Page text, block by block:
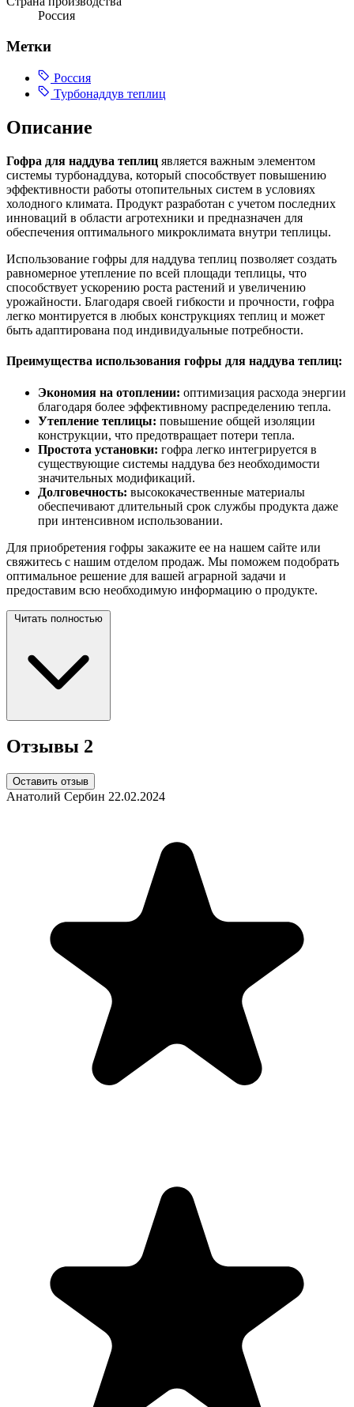
Россия
Метки
Россия
Турбонаддув теплиц
Описание
Гофра для наддува теплиц является важным элементом
системы турбонаддува, который способствует повышению
эффективности работы отопительных систем в условиях
холодного климата. Продукт разработан с учетом последних
инноваций в области агротехники и предназначен для
обеспечения оптимального микроклимата внутри теплицы.
Использование гофры для наддува теплиц позволяет создать
равномерное утепление по всей площади теплицы, что
способствует ускорению роста растений и увеличению
урожайности. Благодаря своей гибкости и прочности, гофра
легко монтируется в любых конструкциях теплиц и может
быть адаптирована под индивидуальные потребности.
Преимущества использования гофры для наддува теплиц:
Экономия на отоплении: оптимизация расхода энергии
благодаря более эффективному распределению тепла.
Утепление теплицы: повышение общей изоляции
конструкции, что предотвращает потери тепла.
Простота установки: гофра легко интегрируется в
существующие системы наддува без необходимости
значительных модификаций.
Долговечность: высококачественные материалы
обеспечивают длительный срок службы продукта даже
при интенсивном использовании.
Для приобретения гофры закажите ее на нашем сайте или
свяжитесь с нашим отделом продаж. Мы поможем подобрать
оптимальное решение для вашей аграрной задачи и
предоставим всю необходимую информацию о продукте.
Читать полностью
Отзывы 2
Оставить отзыв
Анатолий Сербин 22.02.2024